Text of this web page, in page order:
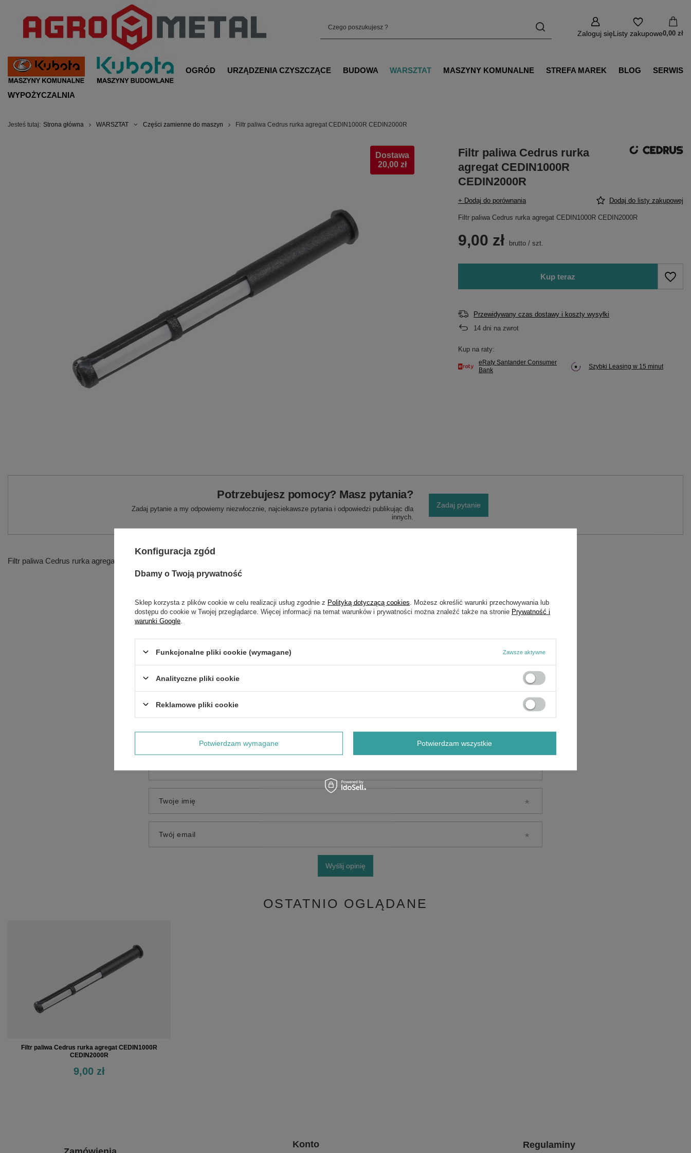
Zaloguj sięListy zakupowe0,00 zł
OGRÓD URZĄDZENIA CZYSZCZĄCE BUDOWA WARSZTAT MASZYNY KOMUNALNE STREFA MAREK BLOG SERWIS
WYPOŻYCZALNIA
Jesteś tutaj: Strona główna WARSZTAT Części zamienne do maszyn Filtr paliwa Cedrus rurka agregat CEDIN1000R CEDIN2000R
Dostawa
20,00 zł
Filtr paliwa Cedrus rurka
agregat CEDIN1000R
CEDIN2000R
+ Dodaj do porównania Dodaj do listy zakupowej
Filtr paliwa Cedrus rurka agregat CEDIN1000R CEDIN2000R
9,00 zł brutto /szt.
Kup teraz
Przewidywany czas dostawy i koszty wysyłki
14 dni na zwrot
Kup na raty:
eRaty Santander Consumer
Bank
Szybki Leasing w 15 minut
Potrzebujesz pomocy? Masz pytania?
Zadaj pytanie a my odpowiemy niezwłocznie, najciekawsze pytania i odpowiedzi publikując dla
innych.
Zadaj pytanie
Filtr paliwa Cedrus rurka agregat CEDIN1000R CEDIN2000R
Twoje imię
Twój email
Wyślij opinię
OSTATNIO OGLĄDANE
Filtr paliwa Cedrus rurka agregat CEDIN1000R
CEDIN2000R
9,00 zł
Konto Regulaminy
Konfiguracja zgód
Dbamy o Twoją prywatność
Sklep korzysta z plików cookie w celu realizacji usług zgodnie z Polityką dotyczącą cookies . Możesz określić warunki przechowywania lub
dostępu do cookie w Twojej przeglądarce. Więcej informacji na temat warunków i prywatności można znaleźć także na stronie Prywatność i
warunki Google
Funkcjonalne pliki cookie (wymagane) Zawsze aktywne
Analityczne pliki cookie
Reklamowe pliki cookie
Potwierdzam wymagane Potwierdzam wszystkie